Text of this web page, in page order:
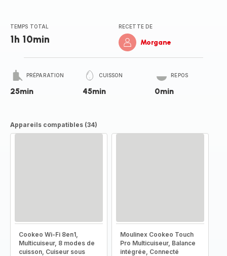
TEMPS TOTAL
1h 10min
RECETTE DE
Morgane
PRÉPARATION
25min
CUISSON
45min
REPOS
0min
Appareils compatibles (34)
Cookeo Wi-Fi 8en1,
Multicuiseur, 8 modes de
cuisson, Cuiseur sous
Moulinex Cookeo Touch
Pro Multicuiseur, Balance
intégrée, Connecté